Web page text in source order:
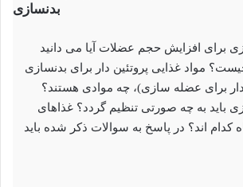
بدنسازی
برای افزایش حجم عضلات آیا می دانید
مواد غذایی پروتئین دار برای بدنسازی
دار برای عضله سازی)، چه موادی هستند؟
باید به چه صورتی تنظیم گردد؟ غذاهای
کدام اند؟ در پاسخ به سوالات ذکر شده باید